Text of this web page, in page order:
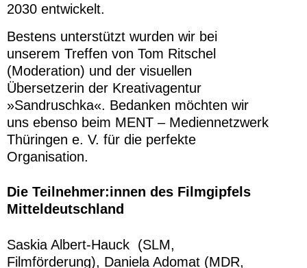
2030 entwickelt.
Bestens unterstützt wurden wir bei
unserem Treffen von Tom Ritschel
(Moderation) und der visuellen
Übersetzerin der Kreativagentur
»Sandruschka«. Bedanken möchten wir
uns ebenso beim MENT – Mediennetzwerk
Thüringen e. V. für die perfekte
Organisation.
Die Teilnehmer:innen des Filmgipfels
Mitteldeutschland
Saskia Albert-Hauck (SLM,
Filmförderung), Daniela Adomat (MDR,